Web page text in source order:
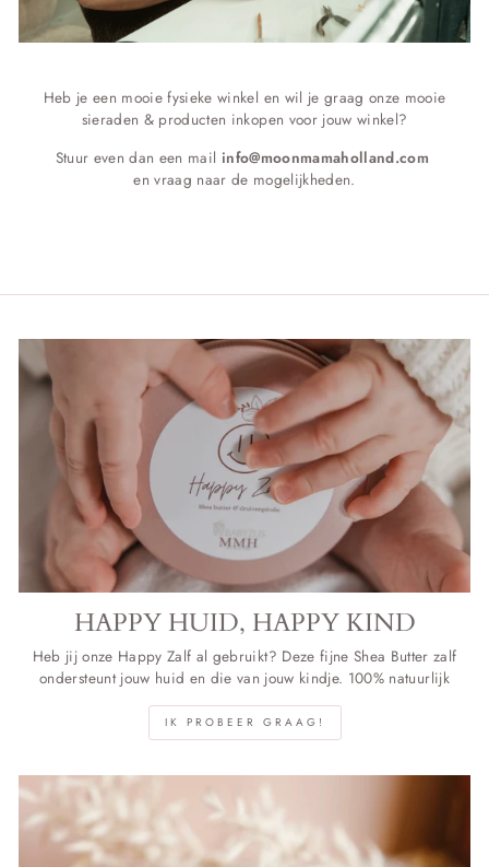
Heb je een mooie fysieke winkel en wil je graag onze mooie
sieraden & producten inkopen voor jouw winkel?
Stuur even dan een mail info@moonmamaholland.com
en vraag naar de mogelijkheden.
HAPPY HUID, HAPPY KIND
Heb jij onze Happy Zalf al gebruikt? Deze fijne Shea Butter zalf
ondersteunt jouw huid en die van jouw kindje. 100% natuurlijk
IK PROBEER GRAAG!